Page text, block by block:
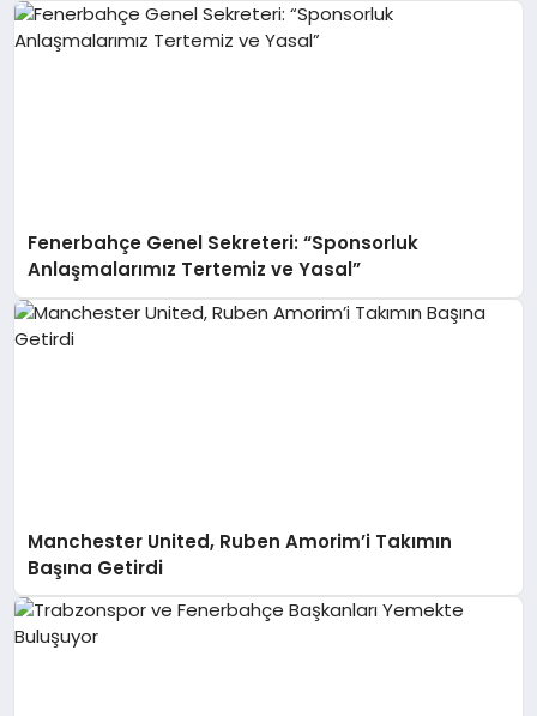
Fenerbahçe Genel Sekreteri: “Sponsorluk
Anlaşmalarımız Tertemiz ve Yasal”
Manchester United, Ruben Amorim’i Takımın
Başına Getirdi